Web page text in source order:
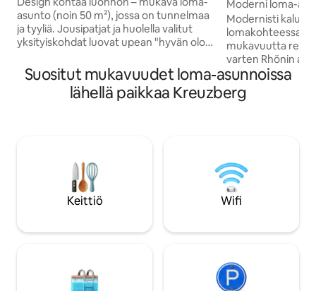
asunto (noin 50 m²), jossa on tunnelmaa
ja tyyliä. Jousipatjat ja huolella valitut
yksityiskohdat luovat upean "hyvän olon
tasolla vehreään lampipuutarhaan, jossa
on terassi/viiniköynnöksillä peitetty
kuistia + aurinkoinen niitty
Rhön-Express-pyöräreitti, Rhön-Sinntal-
pyöräreitti, R2 Fulda, Rhön, FFM +
Würzburg ovat helposti saavutettavissa.
Onnettomuusriski esim. pikkulapsille
Moderni loma-
Kreuzbergin
Modernisti
mukavuutta
varten Rhönin
huoneistossa on
makuuhuonetta
joten se on
majoitustilaa
Tupakointi ja
sallittuja
Suositut mukavuudet loma-asunnoissa
lähellä paikkaa Kreuzberg
Keittiö Wifi